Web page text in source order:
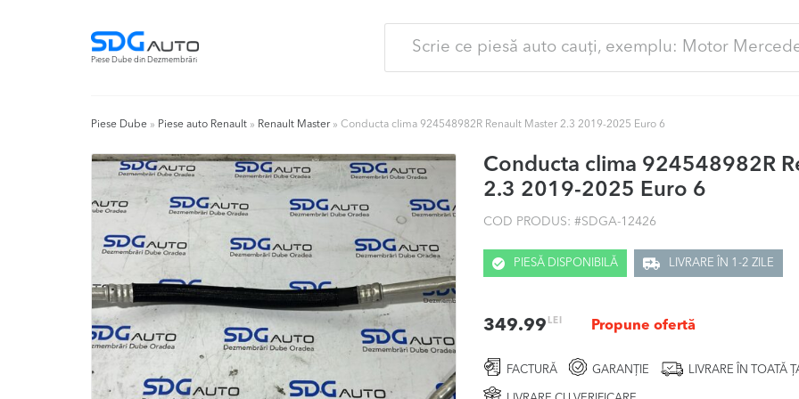
Piese Dube din Dezmembrări
Piese Dube » Piese auto Renault » Renault Master» Conducta clima 924548982R Renault Master 2.3 2019-2025 Euro 6
Conducta clima 924548982R
2.3 2019-2025 Euro 6
COD PRODUS: #SDGA-12426
PIESĂ DISPONIBILĂ LIVRARE ÎN 1-2 ZILE
349.99 LEI Propune ofertă
FACTURĂ GARANȚIE LIVRARE ÎN TOATĂ